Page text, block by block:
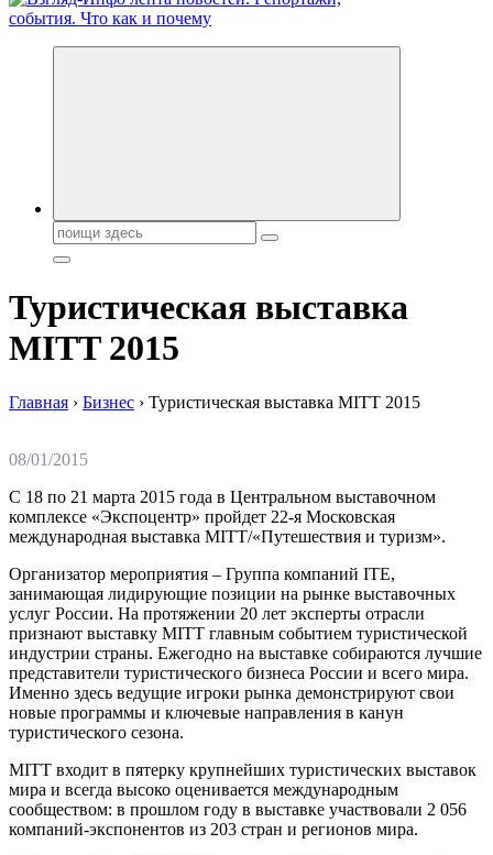
Обо всем и обо всех, что зачем и почему. Новости политики,
Поиск:
Туристическая выставка
MITT 2015
Главная › Бизнес › Туристическая выставка MITT 2015
08/01/2015
С 18 по 21 марта 2015 года в Центральном выставочном
комплексе «Экспоцентр» пройдет 22-я Московская
международная выставка MITT/«Путешествия и туризм».
Организатор мероприятия – Группа компаний ITE,
занимающая лидирующие позиции на рынке выставочных
услуг России. На протяжении 20 лет эксперты отрасли
признают выставку MITT главным событием туристической
индустрии страны. Ежегодно на выставке собираются лучшие
представители туристического бизнеса России и всего мира.
Именно здесь ведущие игроки рынка демонстрируют свои
новые программы и ключевые направления в канун
туристического сезона.
MITT входит в пятерку крупнейших туристических выставок
мира и всегда высоко оценивается международным
сообществом: в прошлом году в выставке участвовали 2 056
компаний-экспонентов из 203 стран и регионов мира.